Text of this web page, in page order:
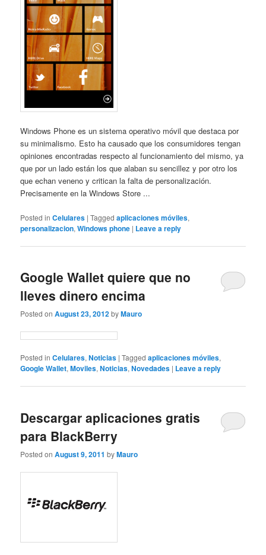
Windows Phone es un sistema operativo móvil que destaca por
su minimalismo. Esto ha causado que los consumidores tengan
opiniones encontradas respecto al funcionamiento del mismo, ya
que por un lado están los que alaban su sencillez y por otro los
que echan veneno y critican la falta de personalización.
Precisamente en la Windows Store ...
Posted in Celulares |Tagged aplicaciones móviles,
personalizacion,Windows phone | Leave a reply
Google Wallet quiere que no
lleves dinero encima
Posted onAugust 23, 2012byMauro
Posted in Celulares,Noticias |Tagged aplicaciones móviles,
Google Wallet,Moviles,Noticias,Novedades | Leave a reply
Descargar aplicaciones gratis
para BlackBerry
Posted onAugust 9, 2011 byMauro